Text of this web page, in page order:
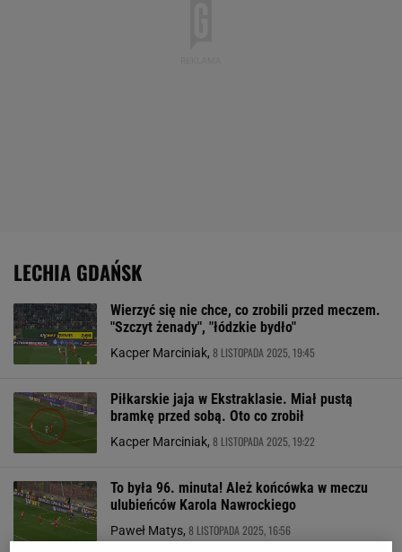
LECHIA GDAŃSK
Wierzyć się nie chce, co zrobili przed meczem.
"Szczyt żenady", "łódzkie bydło"
Kacper Marciniak, 8 LISTOPADA 2025, 19:45
Piłkarskie jaja w Ekstraklasie. Miał pustą
bramkę przed sobą. Oto co zrobił
Kacper Marciniak, 8 LISTOPADA 2025, 19:22
To była 96. minuta! Ależ końcówka w meczu
ulubieńców Karola Nawrockiego
Paweł Matys, 8 LISTOPADA 2025, 16:56